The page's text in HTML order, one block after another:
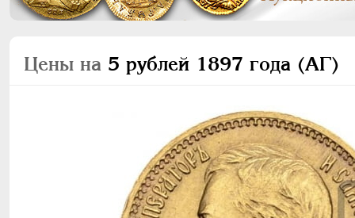
Цены на 5 рублей 1897 года (АГ)